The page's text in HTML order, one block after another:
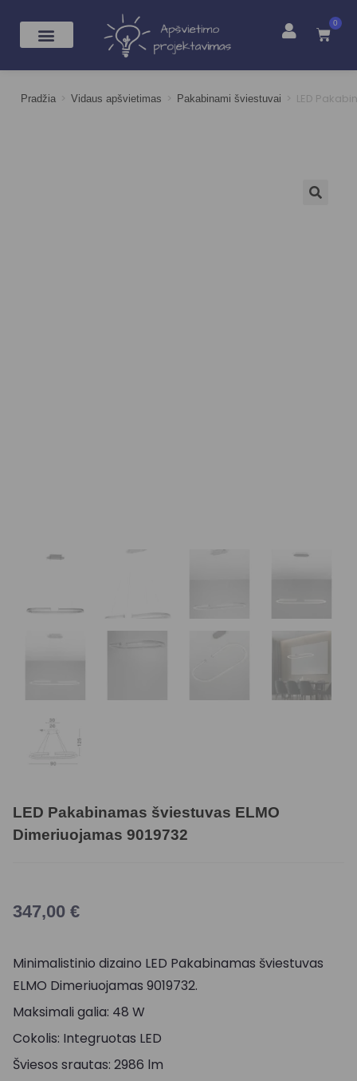
0
Pradžia > Vidaus apšvietimas > Pakabinami šviestuvai > LED
LED Pakabinamas šviestuvas ELMO
Dimeriuojamas 9019732
347,00 €
Minimalistinio dizaino LED Pakabinamas šviestuvas
ELMO Dimeriuojamas 9019732.
Maksimali galia: 48 W
Cokolis: Integruotas LED
Šviesos srautas: 2986 lm